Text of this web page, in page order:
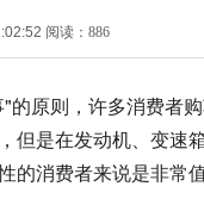
阅读：886
的原则，许多消费者
但是在发动机、变速
的消费者来说是非常值